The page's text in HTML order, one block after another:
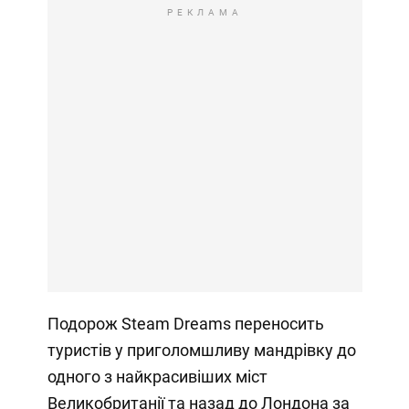
РЕКЛАМА
Подорож Steam Dreams переносить
туристів у приголомшливу мандрівку до
одного з найкрасивіших міст
Великобританії та назад до Лондона за